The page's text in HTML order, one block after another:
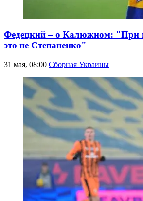
Федецкий – о Калюжном: "При
это не Степаненко"
31 мая, 08:00 Сборная Украины